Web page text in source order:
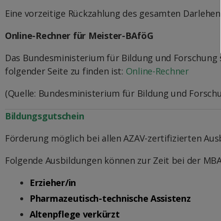
Eine vorzeitige Rückzahlung des gesamten
Online-Rechner für Meister-BAföG
Das Bundesministerium für Bildung und
folgender Seite zu finden ist: Online-Rechner
(Quelle: Bundesministerium für Bildung und
Bildungsgutschein
Förderung möglich bei allen AZAV-zertifizierten
Folgende Ausbildungen können zur Zeit bei der
Erzieher/in
Pharmazeutisch-technische Assistenz
Altenpflege verkürzt